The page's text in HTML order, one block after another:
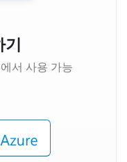
기
서 사용 가능